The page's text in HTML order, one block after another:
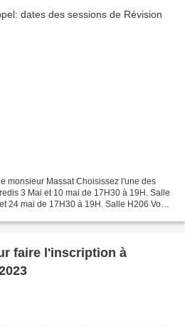
monsieur Massat Choisissez l'une des
3 Mai et 10 mai de 17H30 à 19H. Salle
24 mai de 17H30 à 19H. Salle H206 Vous
faire l'inscription à